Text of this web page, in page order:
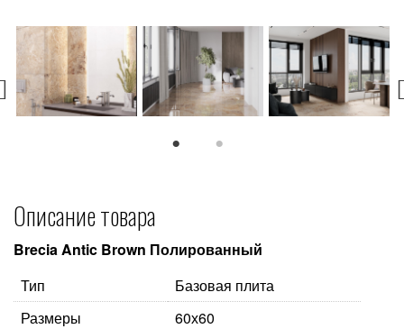
Описание товара
Brecia Antic Brown Полированный
Тип
Базовая плита
Размеры
60х60